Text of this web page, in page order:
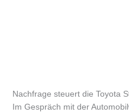
Nachfrage steuert die Toyota
Im Gespräch mit der